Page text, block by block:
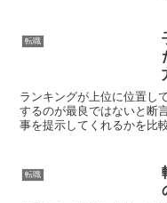
転職
ランキングが上位に位置し
するのが最良ではないと断
事を提示してくれるかを比
転職